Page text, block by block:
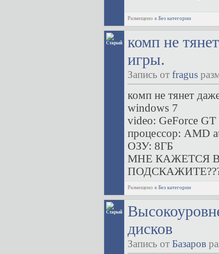
Размещено в Без категории
комп не
игры.
Запись от fragus
комп не тянет
windows 7
video: GeForce
процессор: AMD
ОЗУ: 8ГБ
МНЕ КАЖЕТСЯ
Размещено в Без категории
дисков
Запись от Базаров